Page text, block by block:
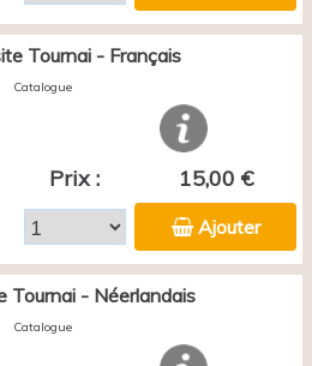
Tournai - Français
Catalogue
Prix : 15,00 €
Ajouter
Tournai - Néerlandais
Catalogue